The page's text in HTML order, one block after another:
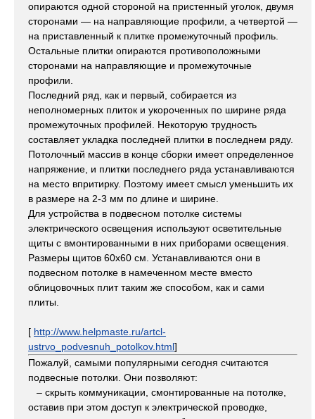
опираются одной стороной на пристенный уголок, двумя
сторонами — на направляющие профили, а четвертой —
на приставленный к плитке промежуточный профиль.
Остальные плитки опираются противоположными
сторонами на направляющие и промежуточные
профили.
Последний ряд, как и первый, собирается из
неполномерных плиток и укороченных по ширине ряда
промежуточных профилей. Некоторую трудность
составляет укладка последней плитки в последнем ряду.
Потолочный массив в конце сборки имеет определенное
напряжение, и плитки последнего ряда устанавливаются
на место впритирку. Поэтому имеет смысл уменьшить их
в размере на 2-3 мм по длине и ширине.
Для устройства в подвесном потолке системы
электрического освещения используют осветительные
щиты с вмонтированными в них приборами освещения.
Размеры щитов 60x60 см. Устанавливаются они в
подвесном потолке в намеченном месте вместо
облицовочных плит таким же способом, как и сами
плиты.
[ http://www.helpmaste.ru/artcl-
ustrvo_podvesnuh_potolkov.html]
Пожалуй, самыми популярными сегодня считаются
подвесные потолки. Они позволяют:
– скрыть коммуникации, смонтированные на потолке,
оставив при этом доступ к электрической проводке,